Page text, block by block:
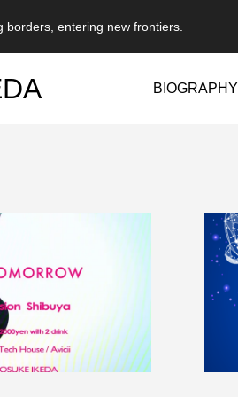
entering new frontiers.
BIOGRAPHY